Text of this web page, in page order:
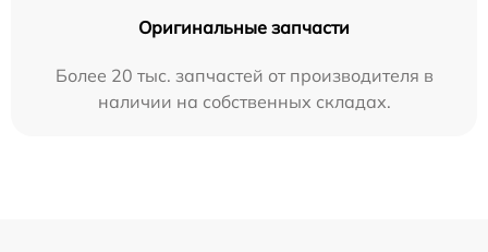
Оригинальные запчасти
Более 20 тыс. запчастей от производителя в
наличии на собственных складах.